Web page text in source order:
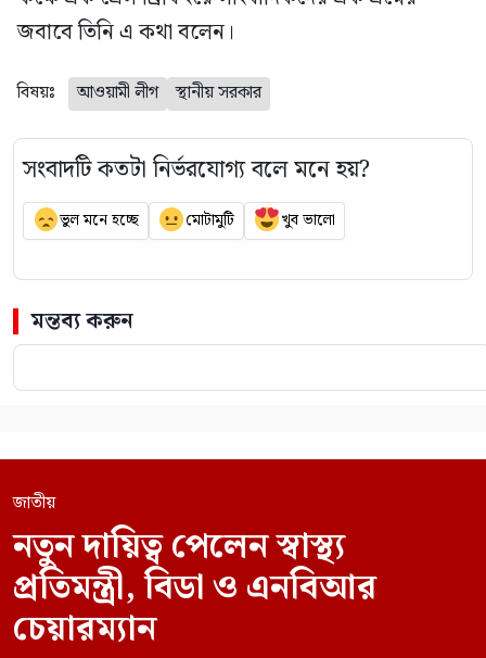
জবাবে তিনি এ কথা বলেন।
বিষয়ঃ আওয়ামী লীগ স্থানীয় সরকার
সংবাদটি কতটা নির্ভরযোগ্য বলে মনে হয়?
ভুল মনে হচ্ছে মোটামুটি খুব ভালো
মন্তব্য করুন
জাতীয়
নতুন দায়িত্ব পেলেন স্বাস্থ্য
প্রতিমন্ত্রী, বিডা ও এনবিআর
চেয়ারম্যান